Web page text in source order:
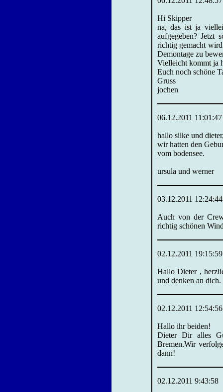
Hi Skipper
na, das ist ja
aufgegeben? Jetzt
richtig gemacht
Demontage zu
Vielleicht kommt ja
Euch noch schöne
Gruss
jochen
06.12.2011 11:01:47
hallo silke und
wir hatten den
vom bodensee.
ursula und werner
03.12.2011 12:24:44
Auch von der
richtig schönen
02.12.2011 19:15:59
Hallo Dieter ,
und denken an
02.12.2011 12:54:56
Hallo ihr beiden!
Dieter Dir alles
Bremen.Wir
dann!
02.12.2011 9:43:58